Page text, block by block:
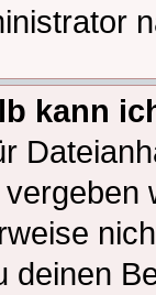
kann
deinen